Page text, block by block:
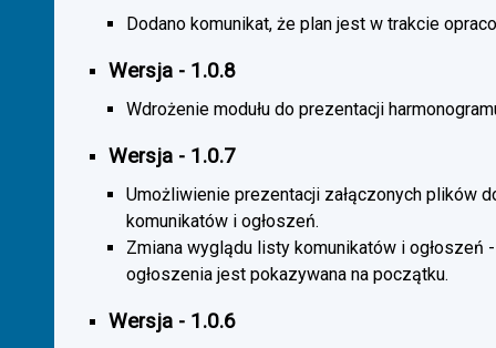
Dodano komunikat, że plan jest w trakcie
Wersja - 1.0.8
Wdrożenie modułu do prezentacji
Wersja - 1.0.7
Umożliwienie prezentacji załączonych plików
komunikatów i ogłoszeń.
Zmiana wyglądu listy komunikatów i ogłoszeń
ogłoszenia jest pokazywana na początku.
Wersja - 1.0.6